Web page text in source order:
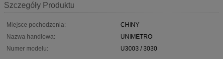
Szczegóły Produktu
Miejsce pochodzenia:
CHINY
Nazwa handlowa:
UNIMETRO
Numer modelu:
U3003 / 3030